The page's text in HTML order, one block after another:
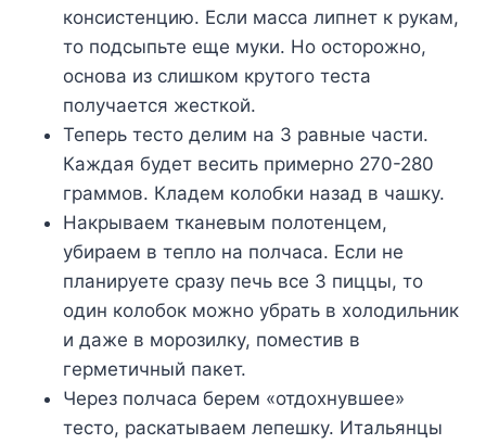
консистенцию. Если масса липнет к рукам,
то подсыпьте еще муки. Но осторожно,
основа из слишком крутого теста
получается жесткой.
Теперь тесто делим на 3 равные части.
Каждая будет весить примерно 270-280
граммов. Кладем колобки назад в чашку.
Накрываем тканевым полотенцем,
убираем в тепло на полчаса. Если не
планируете сразу печь все 3 пиццы, то
один колобок можно убрать в холодильник
и даже в морозилку, поместив в
герметичный пакет.
Через полчаса берем «отдохнувшее»
тесто, раскатываем лепешку. Итальянцы